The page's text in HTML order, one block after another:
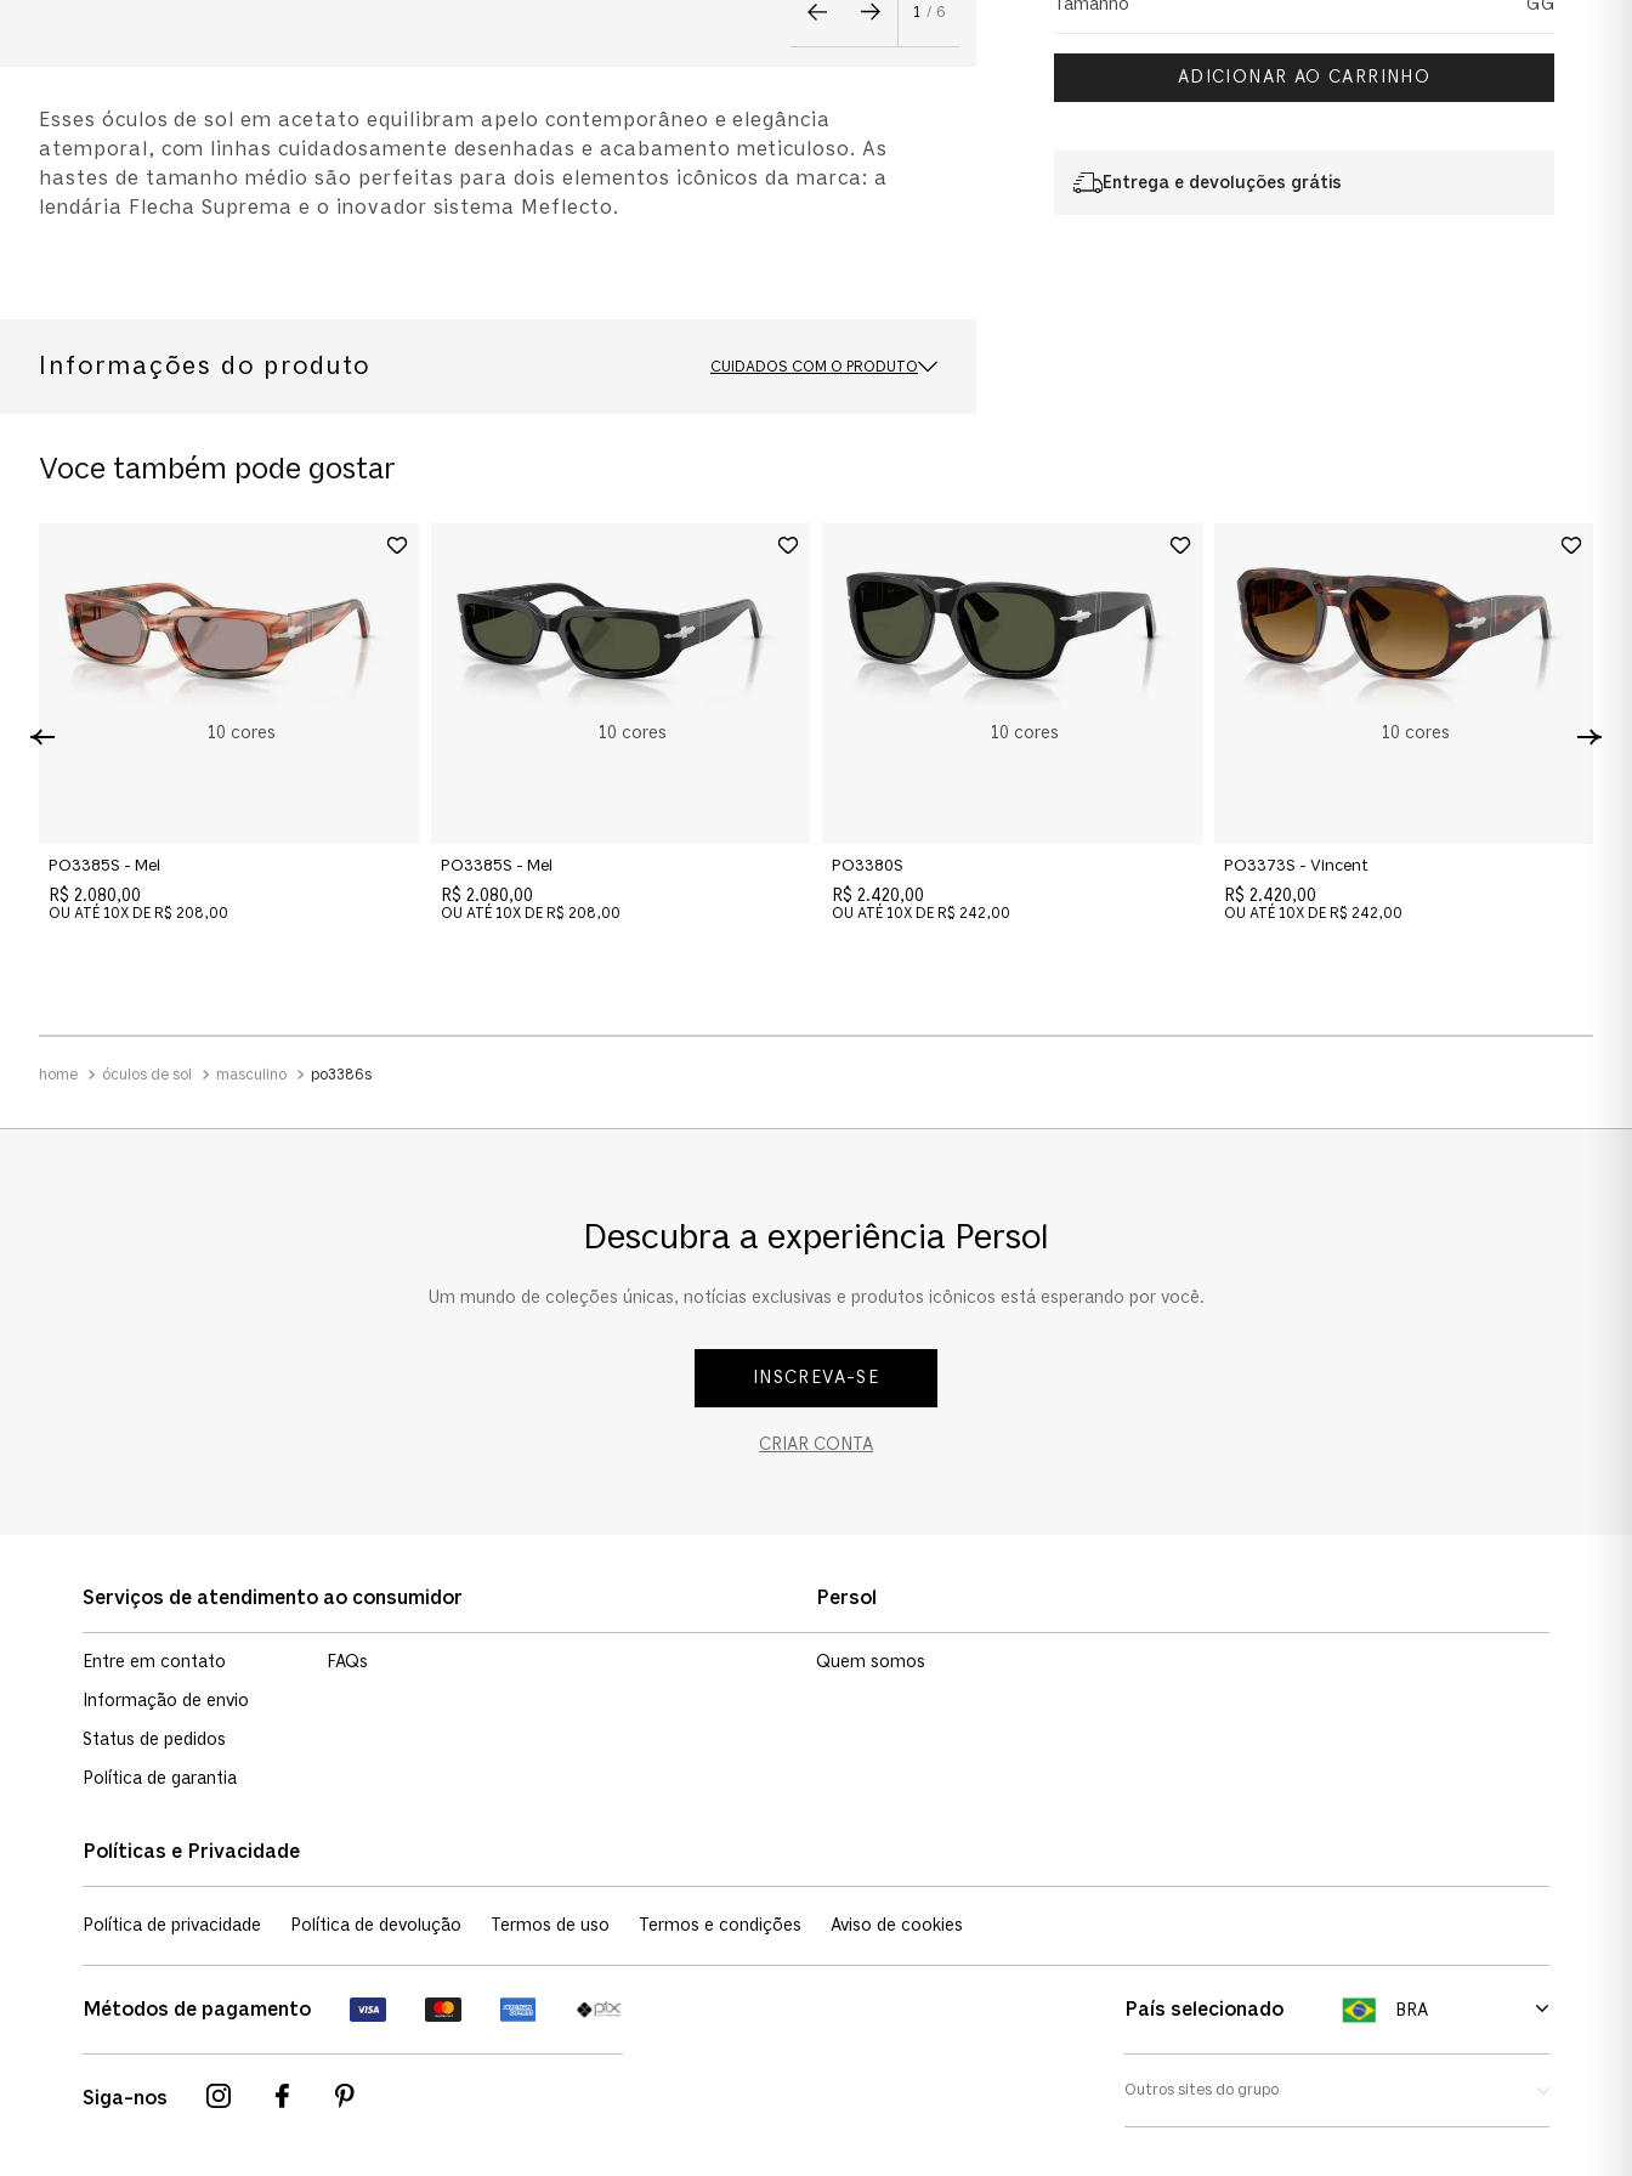
1 / 6
Esses óculos de sol em acetato equilibram apelo contemporâneo e elegância
atemporal, com linhas cuidadosamente desenhadas e acabamento meticuloso. As
hastes de tamanho médio são perfeitas para dois elementos icônicos da marca: a
lendária Flecha Suprema e o inovador sistema Meflecto.
Informações do produto CUIDADOS COM O PRODUTO
0PO3386S Havana
Tamanho da Lente
Estreito
Ponte e Plaquetas
Ponte Alta
Tamanho GG
ADICIONAR AO CARRINHO
Entrega e devoluções grátis
Voce também pode gostar
10 cores
PO3385S - Mel
R$ 2.080,00
OU ATÉ 10X DE R$ 208,00
10 cores
PO3385S - Mel
R$ 2.080,00
OU ATÉ 10X DE R$ 208,00
10 cores
PO3380S
R$ 2.420,00
OU ATÉ 10X DE R$ 242,00
10 cores
PO3373S - Vincent
R$ 2.420,00
OU ATÉ 10X DE R$ 242,00
óculos de sol masculino po3386s
Descubra a experiência Persol
Um mundo de coleções únicas, notícias exclusivas e produtos icônicos está esperando por você.
INSCREVA-SE
CRIAR CONTA
Serviços de atendimento ao consumidor
Entre em contato
Informação de envio
Status de pedidos
Política de garantia
FAQs
Persol
Quem somos
Políticas e Privacidade
Política de privacidade Política de devolução Termos de uso Termos e condições Aviso de cookies
Métodos de pagamento
Siga-nos
País selecionado BRA
Outros sites do grupo